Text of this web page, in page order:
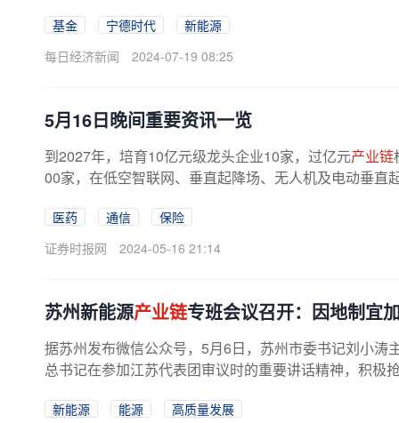
基金 宁德时代
新能源
每日经济新闻
2024-07-19 08:25
5月16日晚间重要资讯一览
到2027年，培育10亿元级龙头企业10家，过亿元产业链
00家，在低空智联网、垂直起降场、无人机及电动垂直
医药 通信
保险
证券时报网
2024-05-16 21:14
苏州新能源产业链专班会议召开：因地制宜
据苏州发布微信公众号，5月6日，苏州市委书记刘小涛
总书记在参加江苏代表团审议时的重要讲话精神，积极
新能源 能源
高质量发展